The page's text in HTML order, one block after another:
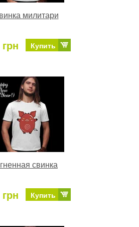
милитари
Купить
свинка
Купить